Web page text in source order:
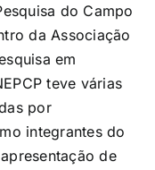
do Campo
da Associação
em
teve várias
por
integrantes do
de